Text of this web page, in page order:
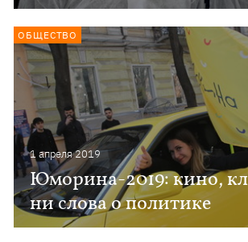
1 апреля 2019
Юморина-2019: кино,
ни слова о политике
ОБЩЕСТВО